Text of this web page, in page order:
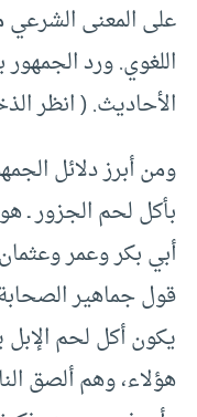
على المعنى
اللغوي. ورد
الأحاديث. ( انظر
ومن أبرز دلائل
بأكل لحم الجزور ـ
أبي بكر وعمر
قول جماهير
يكون أكل لحم
هؤلاء، وهم ألصق